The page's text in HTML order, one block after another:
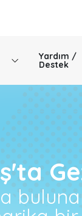
Yardım /
Destek